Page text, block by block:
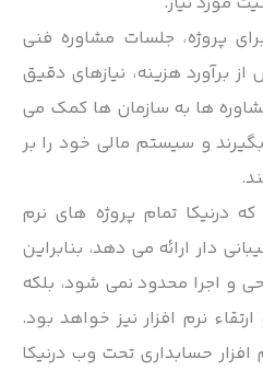
پروژه، جلسات مشاوره فنی
برآورد هزینه، نیازهای دقیق
ها به سازمان ها کمک می
و سیستم مالی خود را بر
درنیکا تمام پروژه های نرم
دار ارائه می دهد، بنابراین
و اجرا محدود نمی شود، بلکه
نرم افزار نیز خواهد بود.
حسابداری تحت وب درنیکا